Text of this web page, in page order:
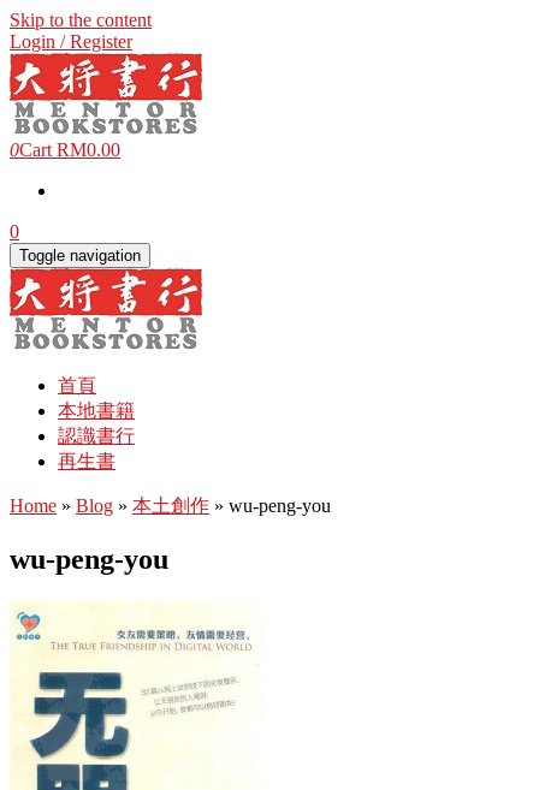
Skip to the content
Login / Register
0Cart RM0.00
0
Toggle navigation
首頁
本地書籍
認識書行
再生書
Home » Blog » 本土創作 » wu-peng-you
wu-peng-you